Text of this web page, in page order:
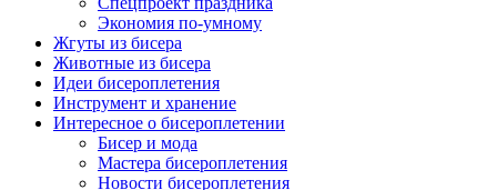
Экономия по-умному
Жгуты из бисера
Животные из бисера
Идеи бисероплетения
Инструмент и хранение
Интересное о бисероплетении
Бисер и мода
Мастера бисероплетения
Новости бисероплетения